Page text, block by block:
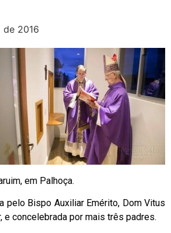
2016
em Palhoça.
pelo Bispo Auxiliar Emérito, Dom Vitus
e concelebrada por mais três padres.